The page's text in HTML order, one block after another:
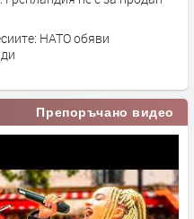
НАТО обяви
Препоръчано видео